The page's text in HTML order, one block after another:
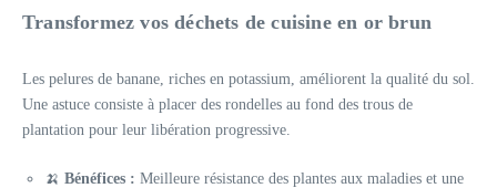
Transformez vos déchets de cuisine en or brun
Les pelures de banane, riches en potassium, améliorent la qualité du sol.
Une astuce consiste à placer des rondelles au fond des trous de
plantation pour leur libération progressive.
🍌 Bénéfices : Meilleure résistance des plantes aux maladies et une